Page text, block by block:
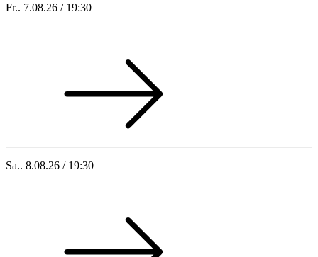
Fr.. 7.08.26 / 19:30
Sa.. 8.08.26 / 19:30